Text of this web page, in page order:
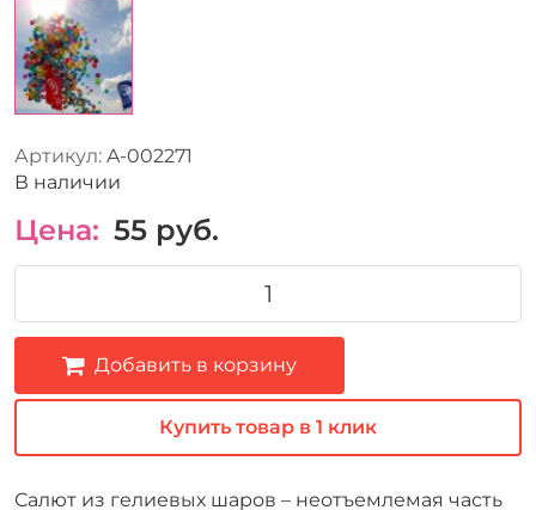
Артикул: A-002271
В наличии
Цена: 55 руб.
Добавить в корзину
Купить товар в 1 клик
Салют из гелиевых шаров – неотъемлемая часть